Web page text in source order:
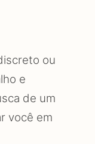
ou
e
de um
você em